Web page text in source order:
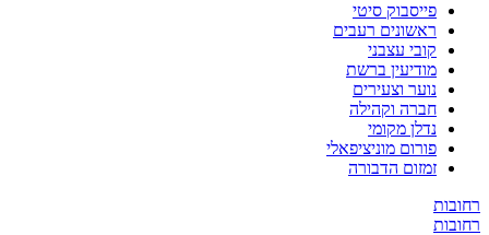
פייסבוק סיטי
ראשונים רעבים
קובי עצבני
מודיעין ברשת
נוער וצעירים
חברה וקהילה
נדלן מקומי
פורום מוניציפאלי
זמזום הדבורה